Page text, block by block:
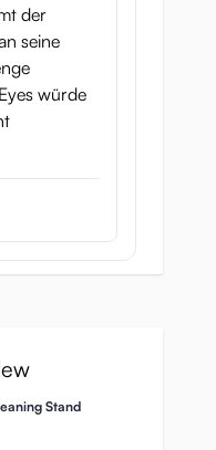
der
seine
würde
Stand